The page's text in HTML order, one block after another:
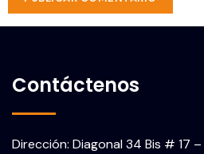
Contáctenos
Dirección: Diagonal 34 Bis # 17